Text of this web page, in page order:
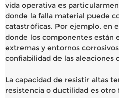
vida operativa es
donde la falla material puede
catastróficas. Por ejemplo, en
donde los componentes están
extremas y entornos
confiabilidad de las aleaciones
La capacidad de resistir altas
resistencia o ductilidad es